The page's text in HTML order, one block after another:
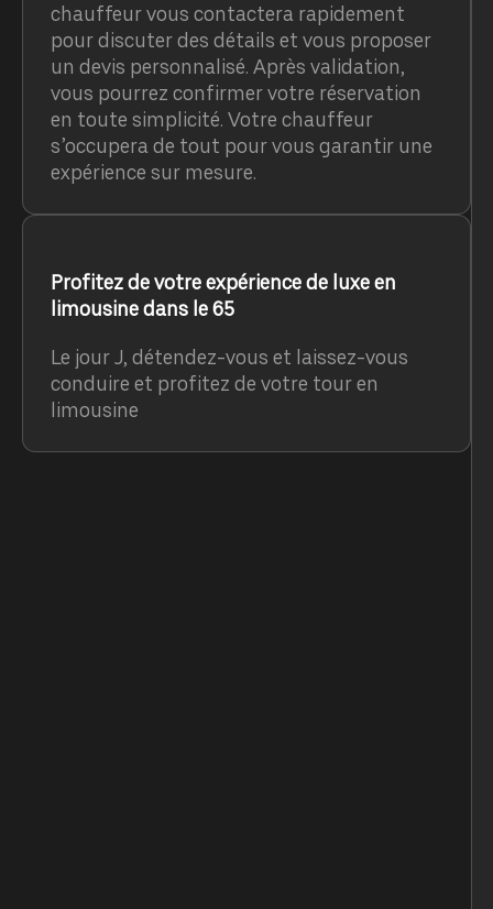
chauffeur vous contactera rapidement
pour discuter des détails et vous proposer
un devis personnalisé. Après validation,
vous pourrez confirmer votre réservation
en toute simplicité. Votre chauffeur
s’occupera de tout pour vous garantir une
expérience sur mesure.
Profitez de votre expérience de luxe en
limousine dans le 65
Le jour J, détendez-vous et laissez-vous
conduire et profitez de votre tour en
limousine